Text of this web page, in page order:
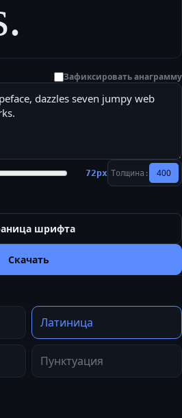
Зафиксировать анаграмму
72px Толщина: 400
шрифта
Скачать
Латиница
Пунктуация